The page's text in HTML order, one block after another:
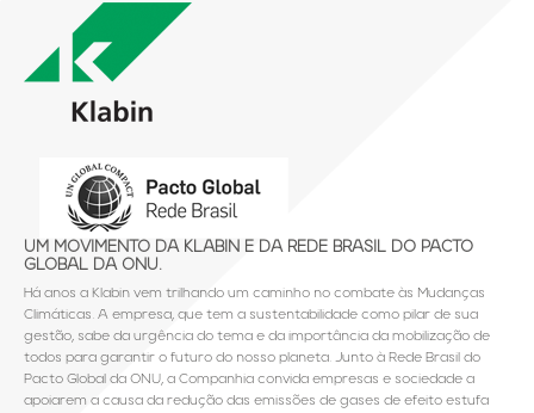
UM MOVIMENTO DA KLABIN E DA REDE BRASIL DO PACTO
GLOBAL DA ONU.
Há anos a Klabin vem trilhando um caminho no combate às Mudanças
Climáticas. A empresa, que tem a sustentabilidade como pilar de sua
gestão, sabe da urgência do tema e da importância da mobilização de
todos para garantir o futuro do nosso planeta. Junto à Rede Brasil do
Pacto Global da ONU, a Companhia convida empresas e sociedade a
apoiarem a causa da redução das emissões de gases de efeito estufa